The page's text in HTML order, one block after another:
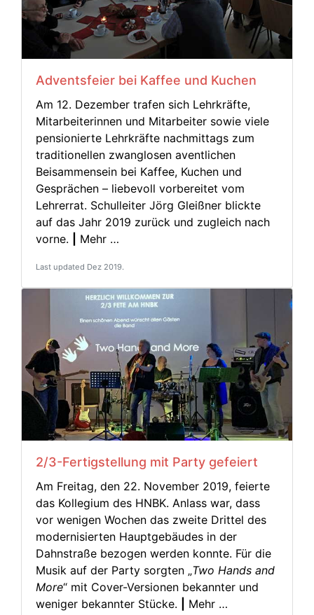
Adventsfeier bei Kaffee und Kuchen
Am 12. Dezember trafen sich Lehrkräfte,
Mitarbeiterinnen und Mitarbeiter sowie viele
pensionierte Lehrkräfte nachmittags zum
traditionellen zwanglosen aventlichen
Beisammensein bei Kaffee, Kuchen und
Gesprächen – liebevoll vorbereitet vom
Lehrerrat. Schulleiter Jörg Gleißner blickte
auf das Jahr 2019 zurück und zugleich nach
vorne.
Mehr …
Last updated Dez 2019.
2/3-Fertigstellung mit Party gefeiert
Am Freitag, den 22. November 2019, feierte
das Kollegium des HNBK. Anlass war, dass
vor wenigen Wochen das zweite Drittel des
modernisierten Hauptgebäudes in der
Dahnstraße bezogen werden konnte. Für die
Musik auf der Party sorgten „Two Hands and
More“ mit Cover-Versionen bekannter und
weniger bekannter Stücke.
Mehr …